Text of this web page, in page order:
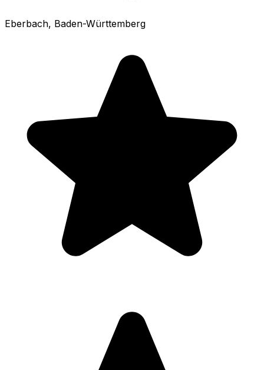
Eberbach, Baden-Württemberg